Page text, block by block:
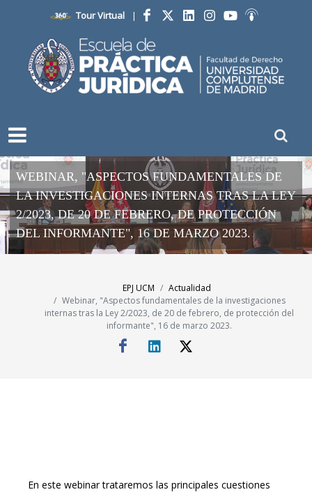
Tour Virtual |
Facebook
WEBINAR, "ASPECTOS FUNDAMENTALES DE
LA INVESTIGACIONES INTERNAS TRAS LA LEY
2/2023, DE 20 DE FEBRERO, DE PROTECCIÓN
DEL INFORMANTE", 16 DE MARZO 2023.
EPJ UCM
Actualidad
Webinar, "Aspectos fundamentales de la investigaciones
internas tras la Ley 2/2023, de 20 de febrero, de protección del
informante", 16 de marzo 2023.
En este webinar trataremos las principales cuestiones